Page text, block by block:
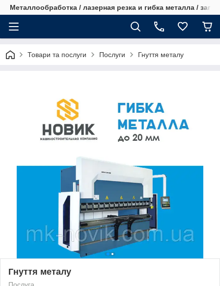
Металлообработка / лазерная резка и гибка металла /
Товари та послуги Послуги Гнуття металу
Гнуття металу
Послуга